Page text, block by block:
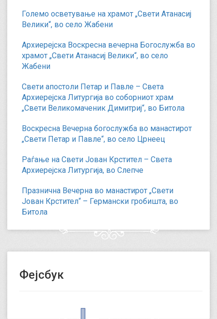
Големо осветување на храмот „Свети Атанасиј
Велики“, во село Жабени
Архиерејска Воскресна вечерна Богослужба во
храмот „Свети Атанасиј Велики“, во село
Жабени
Свети апостоли Петар и Павле – Света
Архиерејска Литургија во соборниот храм
„Свети Великомаченик Димитриј“, во Битола
Воскресна Вечерна богослужба во манастирот
„Свети Петар и Павле“, во село Црнеец
Раѓање на Свети Јован Крстител – Света
Архиерејска Литургија, во Слепче
Празнична Вечерна во манастирот „Свети
Јован Крстител“ – Германски гробишта, во
Битола
Фејсбук